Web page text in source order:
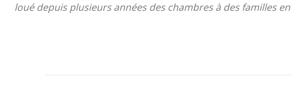
loué depuis plusieurs années des chambres à des familles